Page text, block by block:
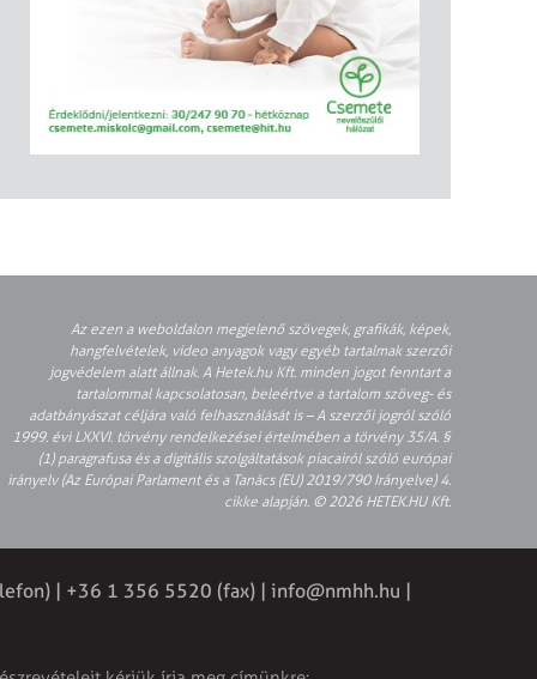
Az ezen a weboldalon megjelenő szövegek, grafikák, képek,
hangfelvételek, video anyagok vagy egyéb tartalmak szerzői
jogvédelem alatt állnak. A Hetek.hu Kft. minden jogot fenntart a
tartalommal kapcsolatosan, beleértve a tartalom szöveg- és
adatbányászat céljára való felhasználását is – A szerzői jogról szóló
1999. évi LXXVI. törvény rendelkezései értelmében a törvény 35/A. §
(1) paragrafusa és a digitális szolgáltatások piacairól szóló európai
irányelv (Az Európai Parlament és a Tanács (EU) 2019/790 Irányelve) 4.
cikke alapján. © 2026 HETEK.HU Kft.
| +36 1 356 5520 (fax) | info@nmhh.hu |